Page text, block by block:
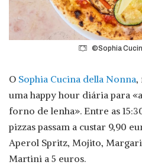
©Sophia
O Sophia Cucina della Nonna,
uma happy hour diária para
forno de lenha». Entre as
pizzas passam a custar 9,90
Aperol Spritz, Mojito,
Martini a 5 euros.